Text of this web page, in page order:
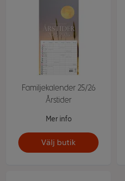
Familjekalender 25/26
Årstider
Mer info
Välj butik